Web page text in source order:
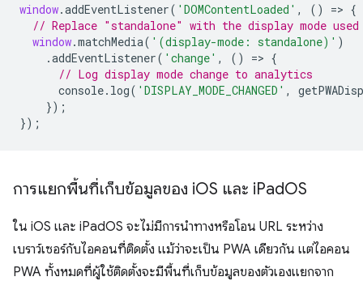
window.addEventListener( 'DOMContentLoaded' , () => {
// Replace "standalone" with the display mode
window.matchMedia( '(display-mode: standalone)' )
.addEventListener( 'change' , () => {
// Log display mode change to analytics
console. log( 'DISPLAY_MODE_CHANGED' ,
});
});
การแยกพื้นที่เก็บข้อมูลของ iOS และ iPadOS
ใน iOS และ iPadOS จะไม่มีการนำทางหรือโอน URL ระหว่าง
เบราว์เซอร์กับไอคอนที่ติดตั้ง แม้ว่าจะเป็น PWA เดียวกัน แต่ไอคอน
PWA ทั้งหมดที่ผู้ใช้ติดตั้งจะมีพื้นที่เก็บข้อมูลของตัวเองแยกจาก